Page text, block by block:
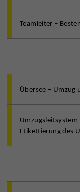
Teamleiter –
Übersee – Umzug
Umzugsleitsystem
Etikettierung des